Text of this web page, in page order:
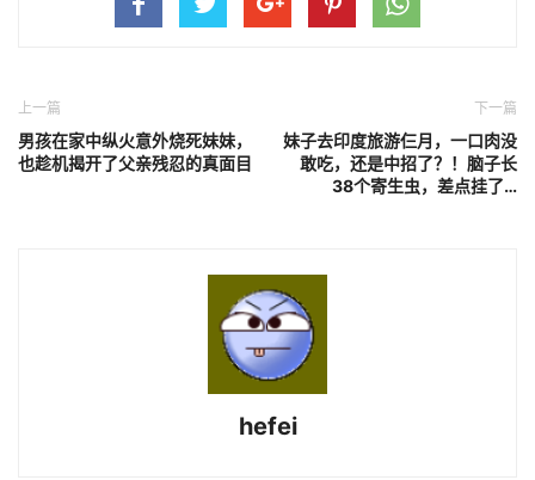
上一篇
男孩在家中纵火意外烧死妹妹，
也趁机揭开了父亲残忍的真面目
下一篇
妹子去印度旅游仨月，一口肉没
敢吃，还是中招了？！脑子长
38个寄生虫，差点挂了…
hefei